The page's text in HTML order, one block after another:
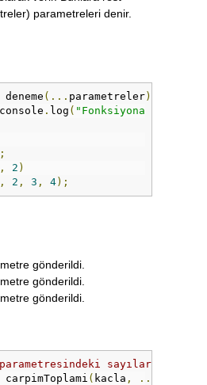
parametreleri denir.
deneme (... parametreler)
	console
. log ( "Fonksiyona "
, 2 )
, 2 , 3 , 4);
gönderildi.
gönderildi.
gönderildi.
sayıları bir
carpimToplami ( kacla , ...